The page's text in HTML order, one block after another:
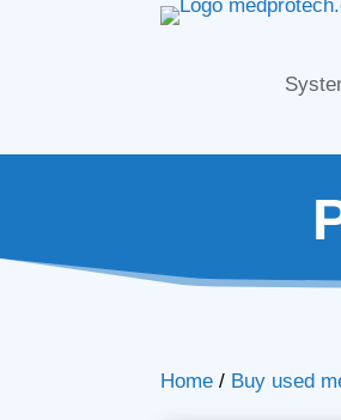
Home / Buy used